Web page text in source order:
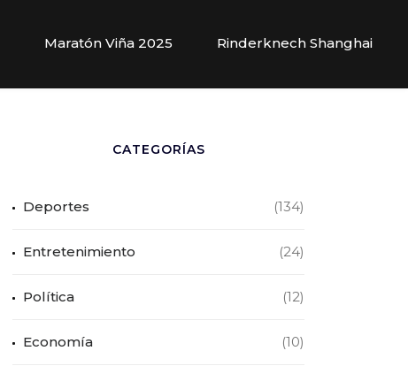
Maratón Viña 2025 Rinderknech Shanghai
CATEGORÍAS
Deportes (134)
Entretenimiento (24)
Política (12)
Economía (10)